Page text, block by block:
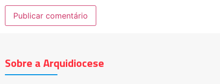
Sobre a Arquidiocese